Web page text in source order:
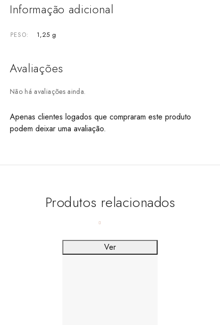
Informação adicional
PESO 1,25 g
Avaliações
Não há avaliações ainda.
Apenas clientes logados que compraram este produto
podem deixar uma avaliação.
Produtos relacionados
Ver